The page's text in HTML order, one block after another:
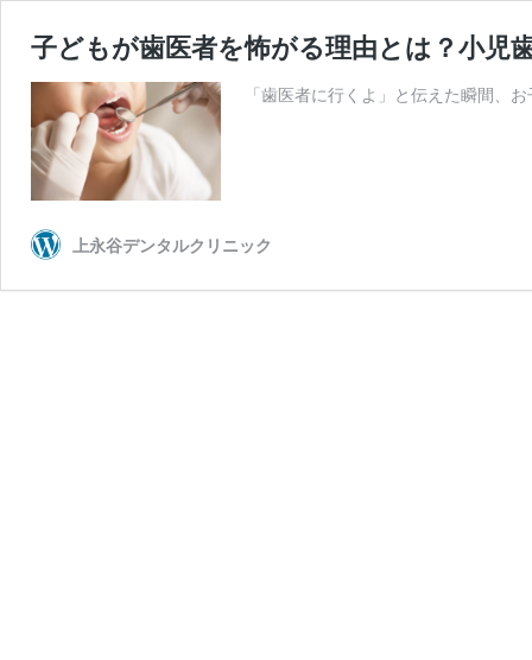
子どもが歯医者を怖がる理由とは？小児
「歯医者に行くよ」と伝えた瞬間、
上永谷デンタルクリニック